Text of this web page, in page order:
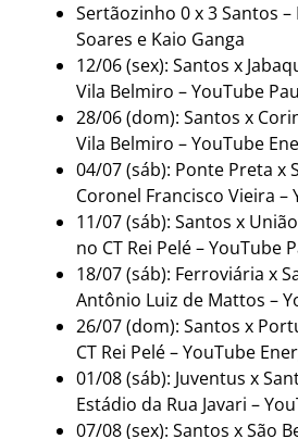
Sertãozinho 0 x 3 Santos
Soares e Kaio Ganga
12/06 (sex): Santos x
Vila Belmiro – YouTube
28/06 (dom): Santos x
Vila Belmiro – YouTube
04/07 (sáb): Ponte Preta x
Coronel Francisco Vieira –
11/07 (sáb): Santos x
no CT Rei Pelé – YouTube
18/07 (sáb): Ferroviária x
Antônio Luiz de Mattos –
26/07 (dom): Santos x
CT Rei Pelé – YouTube
01/08 (sáb): Juventus x
Estádio da Rua Javari –
07/08 (sex): Santos x São